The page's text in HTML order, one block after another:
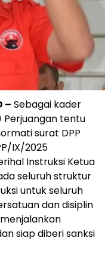
– Sebagai kader
Perjuangan tentu
surat DPP
IX/2025
Instruksi Ketua
seluruh struktur
untuk seluruh
dan disiplin
siap diberi sanksi